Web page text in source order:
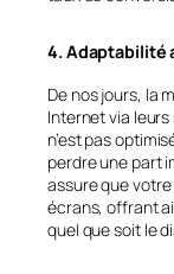
4. Adaptabilité
De nos jours, la
Internet via
n’est pas
perdre une part
assure que
écrans, offrant
quel que soit le